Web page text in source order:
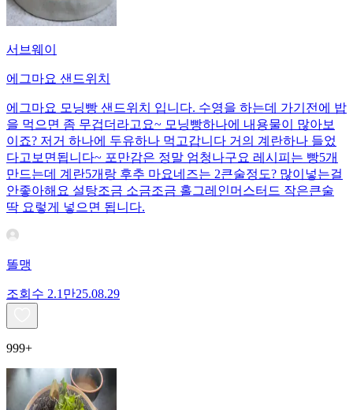
서브웨이
에그마요 샌드위치
에그마요 모닝빵 샌드위치 입니다. 수영을 하는데 가기전에 밥
을 먹으면 좀 무겁더라고요~ 모닝빵하나에 내용물이 많아보
이죠? 저거 하나에 두유하나 먹고갑니다 거의 계란하나 들었
다고보면됩니다~ 포만감은 정말 엄청나구요 레시피는 빵5개
만드는데 계란5개랑 후추 마요네즈는 2큰술정도? 많이넣는걸
안좋아해요 설탕조금 소금조금 홀그레인머스터드 작은큰술
딱 요렇게 넣으면 됩니다.
똘맹
조회수 2.1만25.08.29
999+